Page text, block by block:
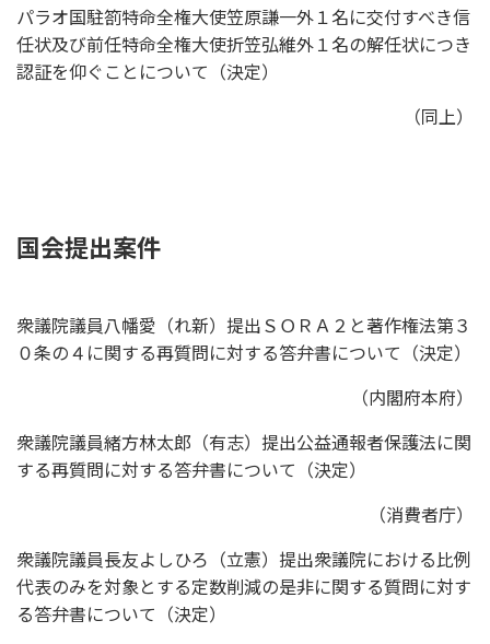
パラオ国駐箚特命全権大使笠原謙一外１名に交付すべき信
任状及び前任特命全権大使折笠弘維外１名の解任状につき
認証を仰ぐことについて（決定）
（同上）
国会提出案件
衆議院議員八幡愛（れ新）提出ＳＯＲＡ２と著作権法第３
０条の４に関する再質問に対する答弁書について（決定）
（内閣府本府）
衆議院議員緒方林太郎（有志）提出公益通報者保護法に関
する再質問に対する答弁書について（決定）
（消費者庁）
衆議院議員長友よしひろ（立憲）提出衆議院における比例
代表のみを対象とする定数削減の是非に関する質問に対す
る答弁書について（決定）